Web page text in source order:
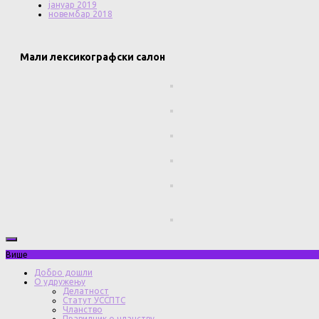
јануар 2019
новембар 2018
Мали лексикографски салон
Више
Добро дошли
О удружењу
Делатност
Статут УССПТС
Чланство